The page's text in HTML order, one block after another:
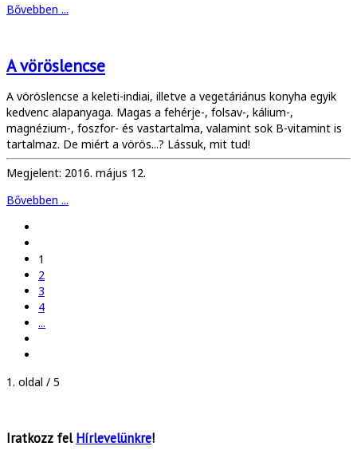
Bővebben ...
A vöröslencse
A vöröslencse a keleti-indiai, illetve a vegetáriánus konyha egyik
kedvenc alapanyaga. Magas a fehérje-, folsav-, kálium-,
magnézium-, foszfor- és vastartalma, valamint sok B-vitamint is
tartalmaz. De miért a vörös...? Lássuk, mit tud!
Megjelent: 2016. május 12.
Bővebben ...
1
2
3
4
...
1. oldal / 5
Iratkozz felHírlevelünkre!